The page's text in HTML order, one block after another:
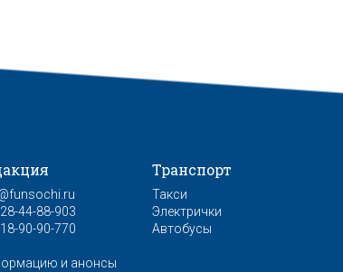
44-88-903
90-90-770
и анонсы
Транспорт
Такси
Электрички
Автобусы